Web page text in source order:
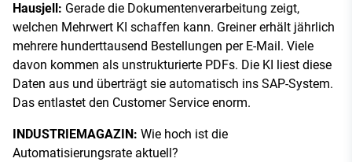
Hausjell: Gerade die Dokumentenverarbeitung zeigt,
welchen Mehrwert KI schaffen kann. Greiner erhält jährlich
mehrere hunderttausend Bestellungen per E-Mail. Viele
davon kommen als unstrukturierte PDFs. Die KI liest diese
Daten aus und überträgt sie automatisch ins SAP-System.
Das entlastet den Customer Service enorm.
INDUSTRIEMAGAZIN: Wie hoch ist die
Automatisierungsrate aktuell?